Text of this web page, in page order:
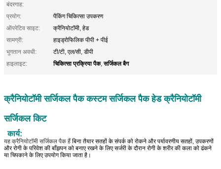
बंदरगाह:
प्रयोग:
पैकिंग चिकित्सा उपकरण
ऑपरेटिव साइट:
क्रैनियोटॉमी, हेड
सामग्री:
हाइड्रोफिलिक पीपी + पीई
भुगतान अवधी:
टी/टी, एल/सी, डीपी
हाइलाइट:
चिकित्सा प्रक्रिया पैक,सर्जिकल बैग
क्रैनियोटॉमी सर्जिकल पैक कस्टम सर्जिकल पैक हेड क्रैनियोटॉमी
सर्जिकल किट
कार्य:
यह क्रैनियोटॉमी सर्जिकल पैक हैंबिना तैयार सतहों के संपर्क को रोकने और पर्यावरणीय सतहों, उपकरणों
और रोगी के परिवेश की बाँझपन को बनाए रखने के लिए सर्जरी के दौरान रोगी के शरीर की कला को ढंकने
या चिपकाने के लिए उपयोग किया जाता है।